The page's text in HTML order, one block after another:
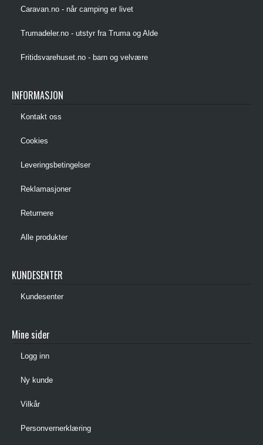
Caravan.no - når camping er livet
Trumadeler.no - utstyr fra Truma og Alde
Fritidsvarehuset.no - barn og velvære
INFORMASJON
Kontakt oss
Cookies
Leveringsbetingelser
Reklamasjoner
Returnere
Alle produkter
KUNDESENTER
Kundesenter
Mine sider
Logg inn
Ny kunde
Vilkår
Personvernerklæring